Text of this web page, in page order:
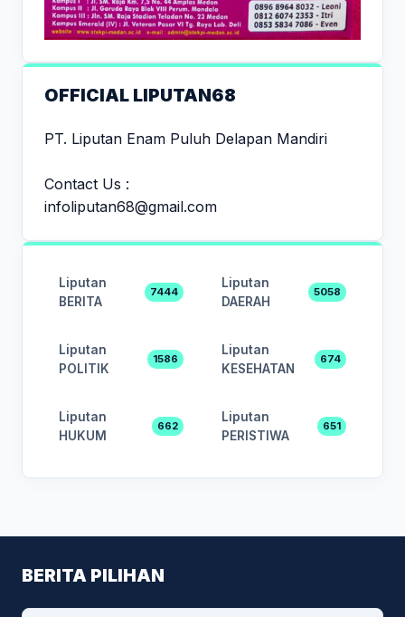
OFFICIAL LIPUTAN68
PT. Liputan Enam Puluh Delapan Mandiri
Contact Us :
infoliputan68@gmail.com
Liputan
BERITA
7444
Liputan
DAERAH
5058
Liputan
POLITIK
1586
Liputan
KESEHATAN
674
Liputan
HUKUM
662
Liputan
PERISTIWA
651
BERITA PILIHAN